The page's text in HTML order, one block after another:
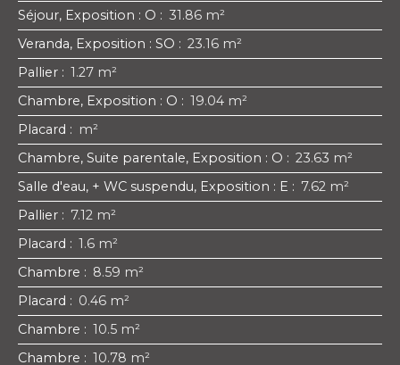
Séjour, Exposition : O : 31.86 m²
Veranda, Exposition : SO : 23.16 m²
Pallier : 1.27 m²
Chambre, Exposition : O : 19.04 m²
Placard : m²
Chambre, Suite parentale, Exposition : O : 23.63 m²
Salle d'eau, + WC suspendu, Exposition : E : 7.62 m²
Pallier : 7.12 m²
Placard : 1.6 m²
Chambre : 8.59 m²
Placard : 0.46 m²
Chambre : 10.5 m²
Chambre : 10.78 m²